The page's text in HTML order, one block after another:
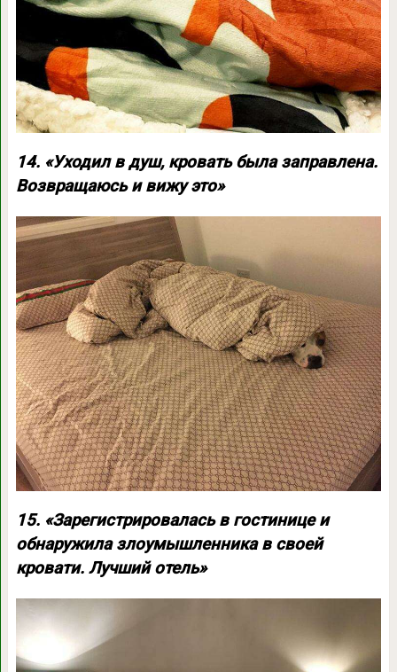
14. «Уходил в душ, кровать была заправлена.
Возвращаюсь и вижу это»
15. «Зарегистрировалась в гостинице и
обнаружила злоумышленника в своей
кровати. Лучший отель»